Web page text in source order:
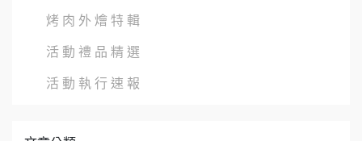
烤 肉 外 燴 特 輯
活 動 禮 品 精 選
活 動 執 行 速 報